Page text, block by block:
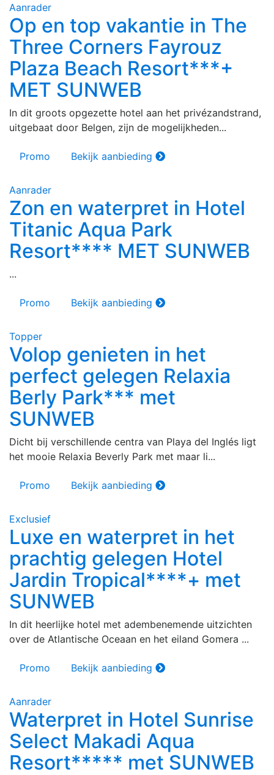
Aanrader
Op en top vakantie in The
Three Corners Fayrouz
Plaza Beach Resort***+
MET SUNWEB
In dit groots opgezette hotel aan het privézandstrand,
uitgebaat door Belgen, zijn de mogelijkheden...
Promo Bekijk aanbieding
Aanrader
Zon en waterpret in Hotel
Titanic Aqua Park
Resort**** MET SUNWEB
...
Promo Bekijk aanbieding
Topper
Volop genieten in het
perfect gelegen Relaxia
Berly Park*** met
SUNWEB
Dicht bij verschillende centra van Playa del Inglés ligt
het mooie Relaxia Beverly Park met maar li...
Promo Bekijk aanbieding
Exclusief
Luxe en waterpret in het
prachtig gelegen Hotel
Jardin Tropical****+ met
SUNWEB
In dit heerlijke hotel met adembenemende uitzichten
over de Atlantische Oceaan en het eiland Gomera ...
Promo Bekijk aanbieding
Aanrader
Waterpret in Hotel Sunrise
Select Makadi Aqua
Resort***** met SUNWEB